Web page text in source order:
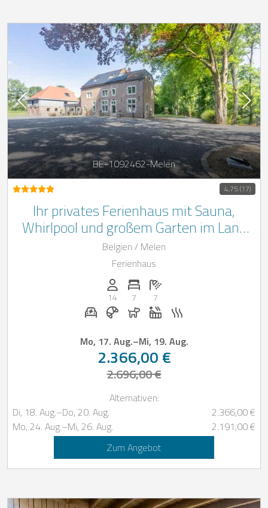
BE-1092462-Melen
4,75 (17)
Ihr privates Ferienhaus mit Sauna,
Whirlpool und großem Garten im Land
von Herve im Herzen der Ardennen.
Belgien / Melen
Ferienhaus
Anzahl der Personen: 14
14
Anzahl der Schlafzimmer: 7
7
Anzahl der Badezimmer: 7
7
E-Auto Ladestation auf Anfrage
Frühstück bei Casapilot buchbar
Hunde erlaubt
Whirlpool
Mo, 17. Aug.–Mi, 19. Aug.
2.366,00 €
2.696,00 €
Alternativen:
Di, 18. Aug.–Do, 20. Aug.
2.366,00 €
Mo, 24. Aug.–Mi, 26. Aug.
2.191,00 €
Zum Angebot